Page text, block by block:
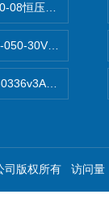
08恒压恒流恒功率
050-30V/-05A可调
高精度小型
司版权所有 访问量